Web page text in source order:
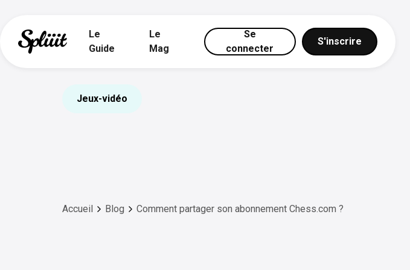
Le
Guide
Le
Mag
Se
connecter
S'inscrire
Jeux-vidéo
Accueil Blog Comment partager son abonnement Chess.com ?